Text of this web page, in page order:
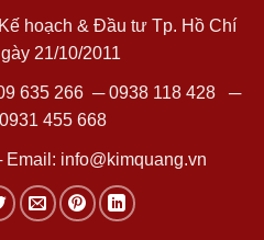
hoạch & Đầu tư Tp. Hồ Chí
21/10/2011
635 266─0938 118 428─
0931 455 668
Email: info@kimquang.vn